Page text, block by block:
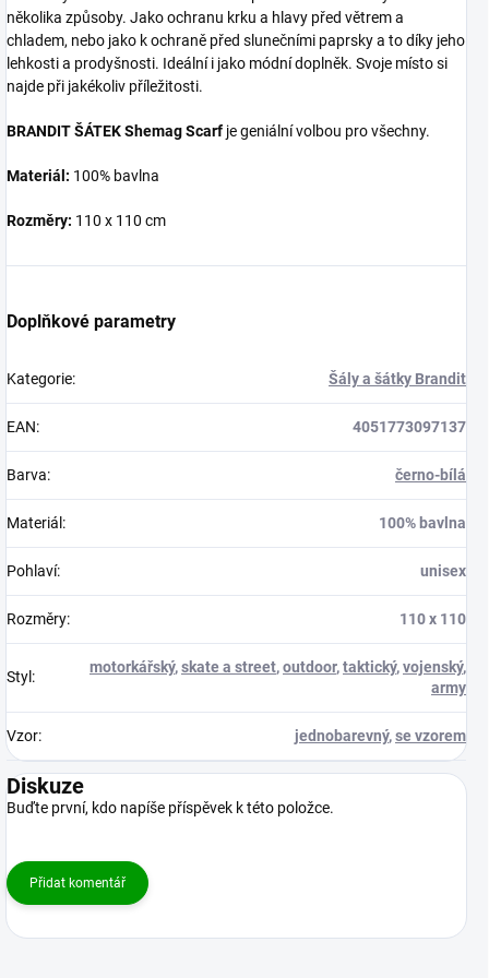
několika způsoby. Jako ochranu krku a hlavy před větrem a
chladem, nebo jako k ochraně před slunečními paprsky a to díky jeho
lehkosti a prodyšnosti. Ideální i jako módní doplněk. Svoje místo si
najde při jakékoliv příležitosti.
BRANDIT ŠÁTEK Shemag Scarf je geniální volbou pro všechny.
Materiál: 100% bavlna
Rozměry: 110 x 110 cm
Doplňkové parametry
Kategorie: Šály a šátky Brandit
EAN: 4051773097137
Barva: černo-bílá
Materiál : 100% bavlna
Pohlaví: unisex
Rozměry: 110 x 110
Styl :
motorkářský,skate a street,outdoor,taktický,vojenský,
army
Vzor: jednobarevný,se vzorem
Diskuze
Buďte první, kdo napíše příspěvek k této položce.
Přidat komentář